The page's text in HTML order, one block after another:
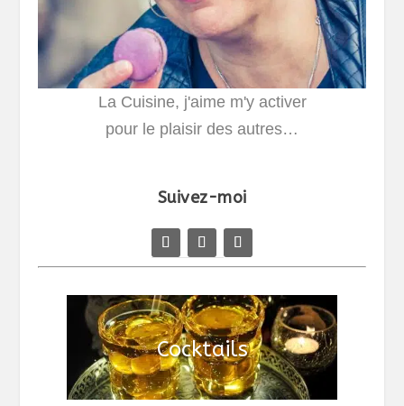
La Cuisine, j'aime m'y activer
pour le plaisir des autres…
Suivez-moi